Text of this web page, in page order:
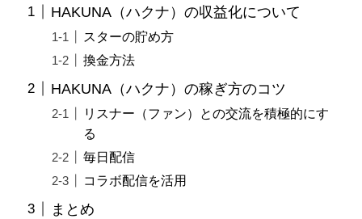
HAKUNA（ハクナ）の収益化について
スターの貯め方
換金方法
HAKUNA（ハクナ）の稼ぎ方のコツ
リスナー（ファン）との交流を積極的にす
る
毎日配信
コラボ配信を活用
まとめ